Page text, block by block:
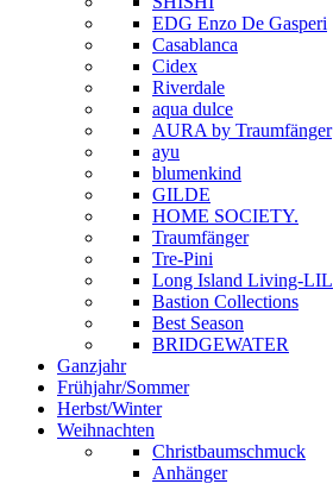
EDG Enzo De Gasperi
Casablanca
Cidex
Riverdale
aqua dulce
AURA by Traumfänger
ayu
blumenkind
GILDE
HOME SOCIETY.
Traumfänger
Tre-Pini
Long Island Living-LIL
Bastion Collections
Best Season
BRIDGEWATER
Ganzjahr
Frühjahr/Sommer
Herbst/Winter
Weihnachten
Christbaumschmuck
Anhänger